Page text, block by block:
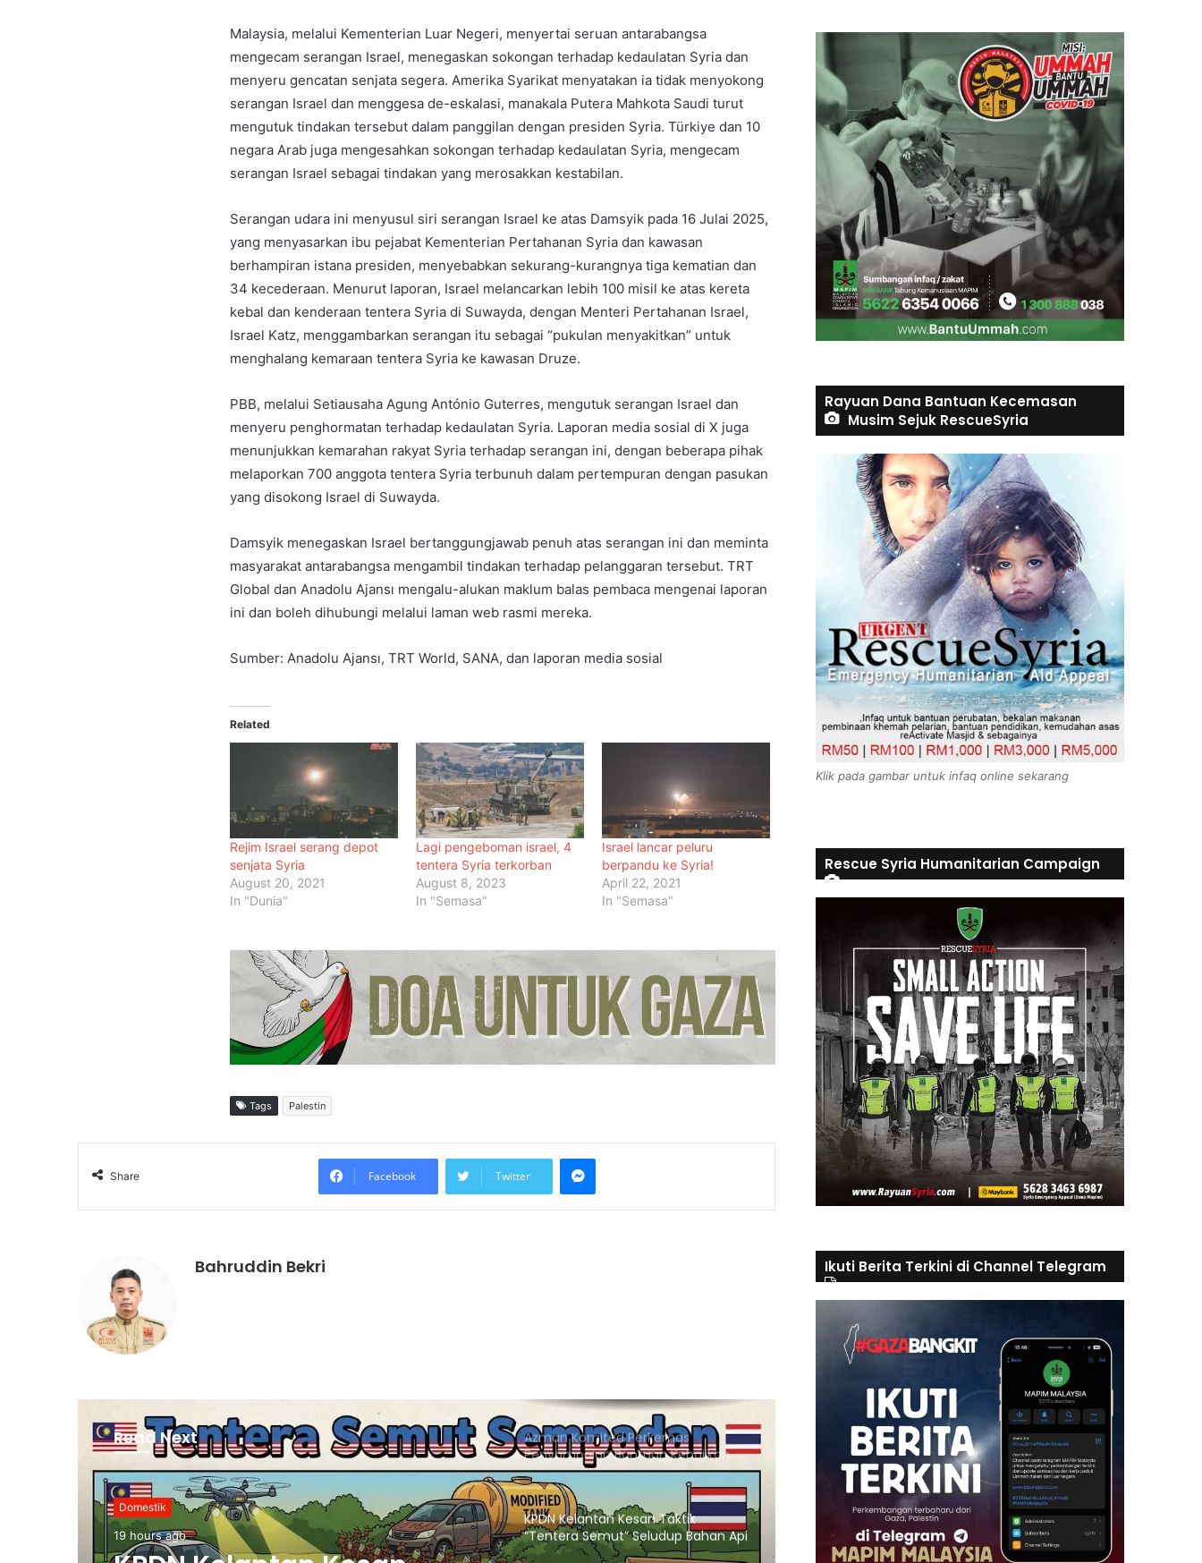
Malaysia, melalui Kementerian Luar Negeri, menyertai seruan antarabangsa
mengecam serangan Israel, menegaskan sokongan terhadap kedaulatan Syria dan
menyeru gencatan senjata segera. Amerika Syarikat menyatakan ia tidak menyokong
serangan Israel dan menggesa de-eskalasi, manakala Putera Mahkota Saudi turut
mengutuk tindakan tersebut dalam panggilan dengan presiden Syria. Türkiye dan 10
negara Arab juga mengesahkan sokongan terhadap kedaulatan Syria, mengecam
serangan Israel sebagai tindakan yang merosakkan kestabilan.
Serangan udara ini menyusul siri serangan Israel ke atas Damsyik pada 16 Julai 2025,
yang menyasarkan ibu pejabat Kementerian Pertahanan Syria dan kawasan
berhampiran istana presiden, menyebabkan sekurang-kurangnya tiga kematian dan
34 kecederaan. Menurut laporan, Israel melancarkan lebih 100 misil ke atas kereta
kebal dan kenderaan tentera Syria di Suwayda, dengan Menteri Pertahanan Israel,
Israel Katz, menggambarkan serangan itu sebagai “pukulan menyakitkan” untuk
menghalang kemaraan tentera Syria ke kawasan Druze.
PBB, melalui Setiausaha Agung António Guterres, mengutuk serangan Israel dan
menyeru penghormatan terhadap kedaulatan Syria. Laporan media sosial di X juga
menunjukkan kemarahan rakyat Syria terhadap serangan ini, dengan beberapa pihak
melaporkan 700 anggota tentera Syria terbunuh dalam pertempuran dengan pasukan
yang disokong Israel di Suwayda.
Damsyik menegaskan Israel bertanggungjawab penuh atas serangan ini dan meminta
masyarakat antarabangsa mengambil tindakan terhadap pelanggaran tersebut. TRT
Global dan Anadolu Ajansı mengalu-alukan maklum balas pembaca mengenai laporan
ini dan boleh dihubungi melalui laman web rasmi mereka.
Sumber: Anadolu Ajansı, TRT World, SANA, dan laporan media sosial
Related
Rejim Israel serang depot
senjata Syria
August 20, 2021
In "Dunia"
Lagi pengeboman israel, 4
tentera Syria terkorban
August 8, 2023
In "Semasa"
Israel lancar peluru
berpandu ke Syria!
April 22, 2021
In "Semasa"
Tags Palestin
Share Facebook Twitter
Bahruddin Bekri
Read Next
Domestik
19 hours ago
Menteri Arab dan Islam Bersetuju
Dokumentasi Pelanggaran Israel di
Baitulmaqdis Timur
Hampir 20 Negara Islam
Pertimbang Tindakan Kolektif
Tangani Pelanggaran Israel di Al-
Penduduk Berpindah Keluar
Mesir Desak Pembukaan
Sempadan Rafah, Israel Tegas
Azman Komited Perkemas
Penyampaian Bantuan Kebajikan
Penduduk di Ampang
KPDN Kelantan Kesan Taktik
“Tentera Semut” Seludup Bahan Api
Bersubsidi di Sempadan
Rayuan Dana Bantuan Kecemasan
Musim Sejuk RescueSyria
Klik pada gambar untuk infaq online sekarang
Rescue Syria Humanitarian Campaign
Ikuti Berita Terkini di Channel Telegram